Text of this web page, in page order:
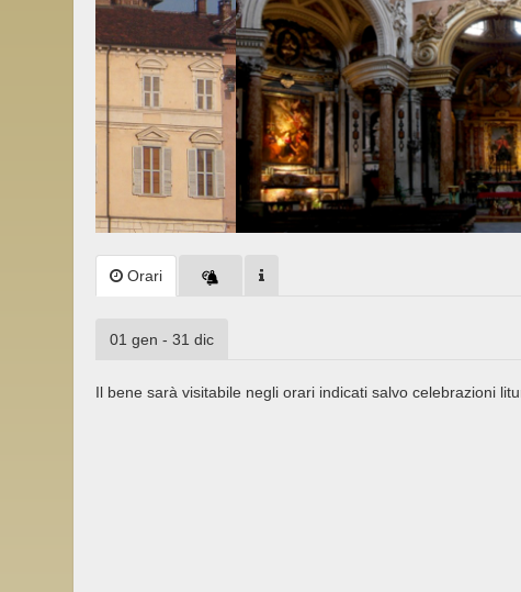
Orari
01 gen - 31 dic
Il bene sarà visitabile negli orari indicati salvo celebrazioni